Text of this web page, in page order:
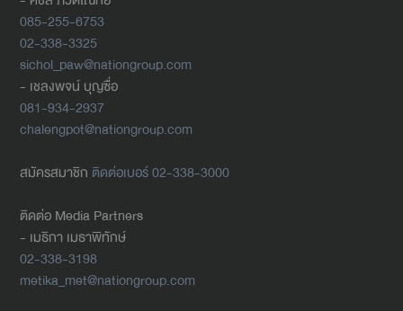
085-255-6753
02-338-3325
sichol_paw@nationgroup.com
- เชลงพจน์ บุญซื่อ
081-934-2937
chalengpot@nationgroup.com
สมัครสมาชิก ติดต่อเบอร์ 02-338-3000
ติดต่อ Media Partners
- เมธิกา เมธาพิทักษ์
02-338-3198
metika_met@nationgroup.com